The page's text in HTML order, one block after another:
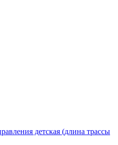
детская (длина трассы